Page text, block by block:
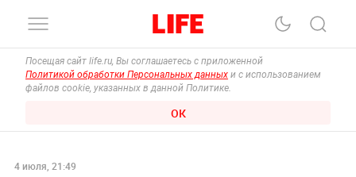
Посещая сайт life.ru, Вы соглашаетесь с приложенной
Политикой обработки Персональных данных и с использованием
файлов cookie, указанных в данной Политике.
ОК
4 июля, 21:49